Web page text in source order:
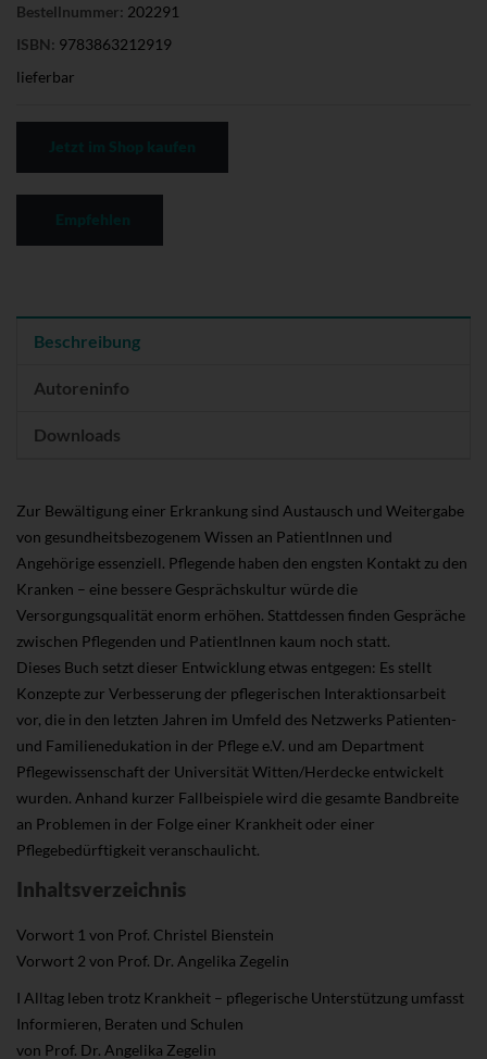
Bestellnummer: 202291
ISBN: 9783863212919
lieferbar
Beschreibung
Autoreninfo
Downloads
Zur Bewältigung einer Erkrankung sind Austausch und Weitergabe
von gesundheitsbezogenem Wissen an PatientInnen und
Angehörige essenziell. Pflegende haben den engsten Kontakt zu den
Kranken – eine bessere Gesprächskultur würde die
Versorgungsqualität enorm erhöhen. Stattdessen finden Gespräche
zwischen Pflegenden und PatientInnen kaum noch statt.
Dieses Buch setzt dieser Entwicklung etwas entgegen: Es stellt
Konzepte zur Verbesserung der pflegerischen Interaktionsarbeit
vor, die in den letzten Jahren im Umfeld des Netzwerks Patienten-
und Familienedukation in der Pflege e.V. und am Department
Pflegewissenschaft der Universität Witten/Herdecke entwickelt
wurden. Anhand kurzer Fallbeispiele wird die gesamte Bandbreite
an Problemen in der Folge einer Krankheit oder einer
Pflegebedürftigkeit veranschaulicht.
Inhaltsverzeichnis
Vorwort 1 von Prof. Christel Bienstein
Vorwort 2 von Prof. Dr. Angelika Zegelin
I Alltag leben trotz Krankheit – pflegerische Unterstützung umfasst
Informieren, Beraten und Schulen
von Prof. Dr. Angelika Zegelin